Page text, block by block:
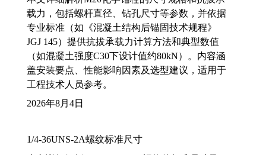
载力，包括螺杆直径、钻孔尺寸等参数，并依据
专业标准（如《混凝土结构后锚固技术规程》
JGJ 145）提供抗拔承载力计算方法和典型数值
（如混凝土强度C30下设计值约80kN）。内容涵
盖安装要点、性能影响因素及选型建议，适用于
工程技术人员参考。
2026年8月4日
1/4-36UNS-2A螺纹标准尺寸